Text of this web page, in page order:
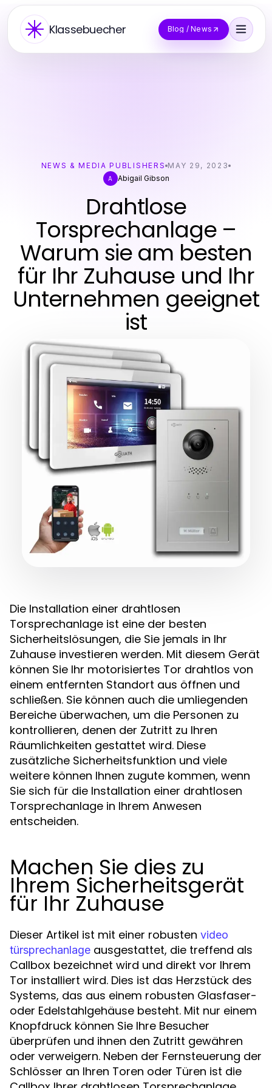
Klassebuecher Blog / News
NEWS & MEDIA PUBLISHERS MAY 29, 2023
A Abigail Gibson
Drahtlose
Torsprechanlage –
Warum sie am besten
für Ihr Zuhause und Ihr
Unternehmen geeignet
ist
Die Installation einer drahtlosen
Torsprechanlage ist eine der besten
Sicherheitslösungen, die Sie jemals in Ihr
Zuhause investieren werden. Mit diesem Gerät
können Sie Ihr motorisiertes Tor drahtlos von
einem entfernten Standort aus öffnen und
schließen. Sie können auch die umliegenden
Bereiche überwachen, um die Personen zu
kontrollieren, denen der Zutritt zu Ihren
Räumlichkeiten gestattet wird. Diese
zusätzliche Sicherheitsfunktion und viele
weitere können Ihnen zugute kommen, wenn
Sie sich für die Installation einer drahtlosen
Torsprechanlage in Ihrem Anwesen
entscheiden.
Machen Sie dies zu
Ihrem Sicherheitsgerät
für Ihr Zuhause
Dieser Artikel ist mit einer robusten video
türsprechanlage ausgestattet, die treffend als
Callbox bezeichnet wird und direkt vor Ihrem
Tor installiert wird. Dies ist das Herzstück des
Systems, das aus einem robusten Glasfaser-
oder Edelstahlgehäuse besteht. Mit nur einem
Knopfdruck können Sie Ihre Besucher
überprüfen und ihnen den Zutritt gewähren
oder verweigern. Neben der Fernsteuerung der
Schlösser an Ihren Toren oder Türen ist die